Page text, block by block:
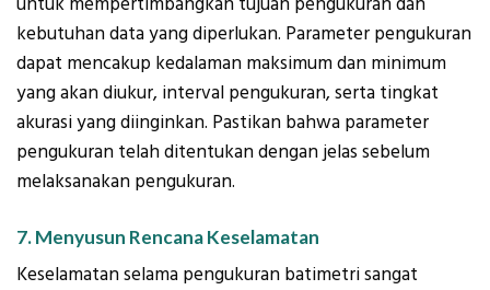
kebutuhan data yang diperlukan. Parameter pengukuran
dapat mencakup kedalaman maksimum dan minimum
yang akan diukur, interval pengukuran, serta tingkat
akurasi yang diinginkan. Pastikan bahwa parameter
pengukuran telah ditentukan dengan jelas sebelum
melaksanakan pengukuran.
7. Menyusun Rencana Keselamatan
Keselamatan selama pengukuran batimetri sangat